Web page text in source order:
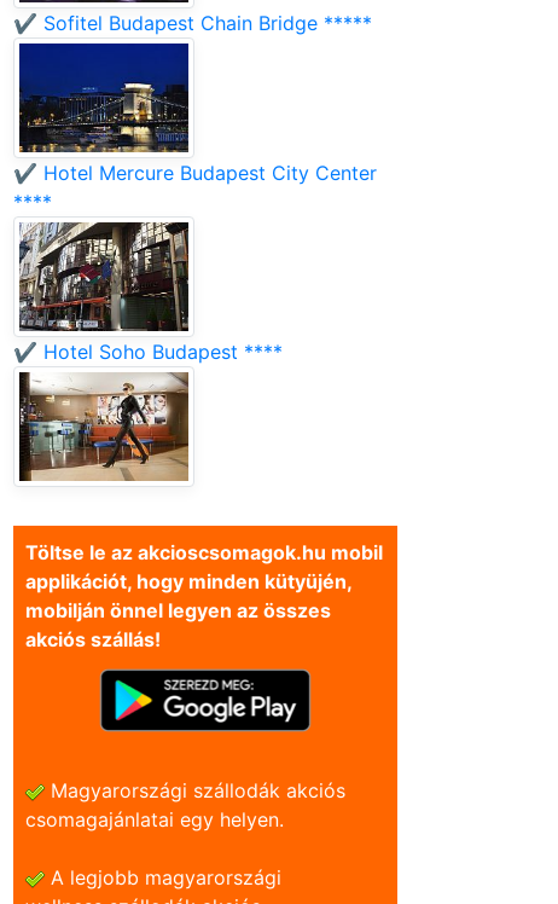
✔️ Sofitel Budapest Chain Bridge *****
✔️ Hotel Mercure Budapest City Center
****
✔️ Hotel Soho Budapest ****
Töltse le az akcioscsomagok.hu mobil
applikációt, hogy minden kütyüjén,
mobilján önnel legyen az összes
akciós szállás!
Magyarországi szállodák akciós
csomagajánlatai egy helyen.
A legjobb magyarországi